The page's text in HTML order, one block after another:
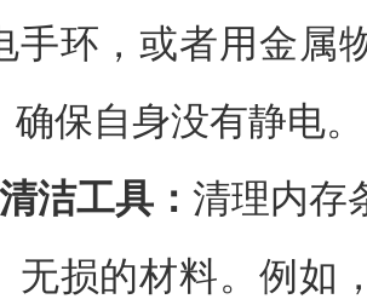
手环，或者用金属
保自身没有静电。
洁工具： 清理内存
无损的材料。例如